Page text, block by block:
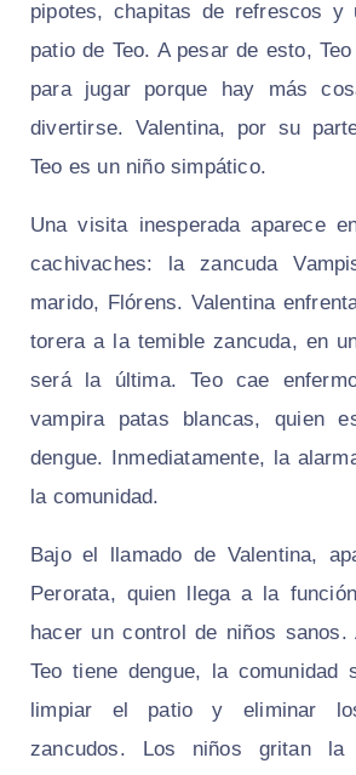
pipotes, chapitas de refrescos y
patio de Teo. A pesar de esto,
para jugar porque hay más
divertirse. Valentina, por su
Teo es un niño simpático.
Una visita inesperada aparece
cachivaches: la zancuda
marido, Flórens. Valentina
torera a la temible zancuda, en
será la última. Teo cae
vampira patas blancas, quien
dengue. Inmediatamente, la
la comunidad.
Bajo el llamado de Valentina,
Perorata, quien llega a la
hacer un control de niños sanos.
Teo tiene dengue, la comunidad
limpiar el patio y eliminar
zancudos. Los niños gritan la